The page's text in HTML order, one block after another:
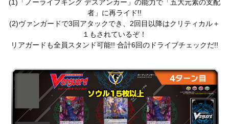
(1)「ノーライフキング デスアンカー」の能力で「五大元素の支配
者」に再ライド!!
(2)ヴァンガードで3回アタックでき、2回目以降はクリティカル＋
１もされているぞ！
リアガードも全員スタンド可能!! 合計6回のドライブチェックだ!!